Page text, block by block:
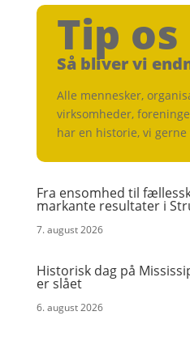
Tip os
Så bliver vi
Alle mennesker,
virksomheder,
har en historie, vi
Fra ensomhed til
markante resultater i
7. august 2026
Historisk dag på
er slået
6. august 2026